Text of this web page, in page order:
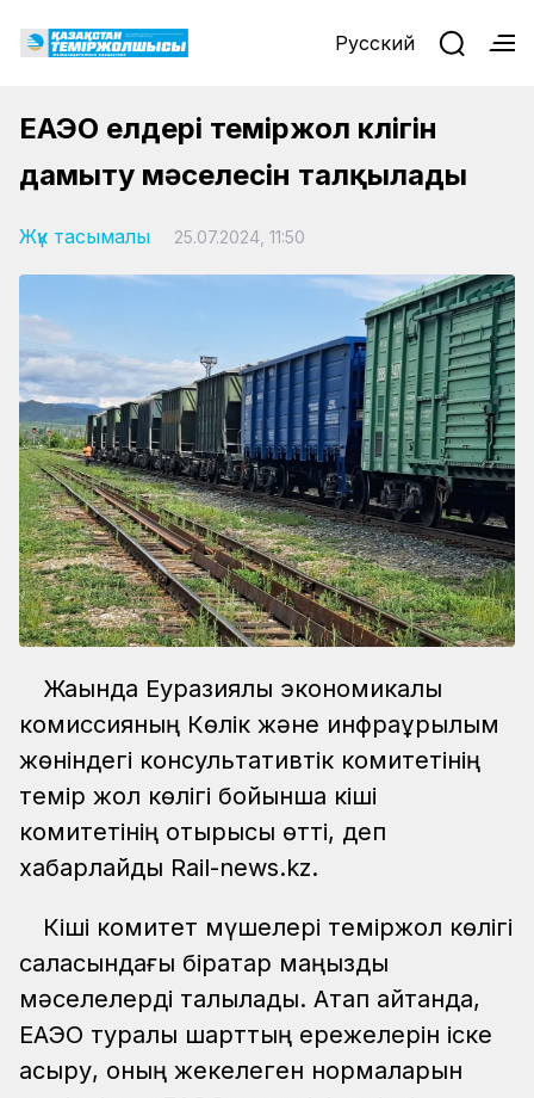
Русский
ЕАЭО елдері теміржол көлігін
дамыту мәселесін талқылады
Жүк тасымалы 25.07.2024, 11:50
Жақында Еуразиялық экономикалық
комиссияның Көлік және инфрақұрылым
жөніндегі консультативтік комитетінің
темір жол көлігі бойынша кіші
комитетінің отырысы өтті, деп
хабарлайды Rail-news.kz.
Кіші комитет мүшелері теміржол көлігі
саласындағы бірқатар маңызды
мәселелерді талқылады. Атап айтқанда,
ЕАЭО туралы шарттың ережелерін іске
асыру, оның жекелеген нормаларын